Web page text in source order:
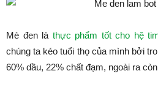
Mè đen là thực phẩm tốt cho hệ
chúng ta kéo tuổi thọ của mình bởi
60% dầu, 22% chất đạm, ngoài ra